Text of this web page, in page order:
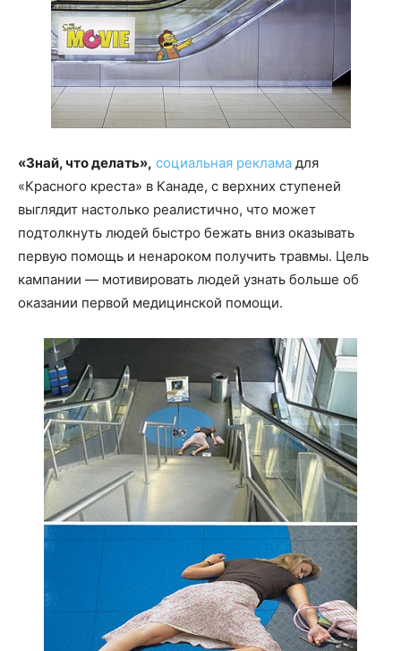
«Знай, что делать», социальная реклама для
«Красного креста» в Канаде, с верхних ступеней
выглядит настолько реалистично, что может
подтолкнуть людей быстро бежать вниз оказывать
первую помощь и ненароком получить травмы. Цель
кампании — мотивировать людей узнать больше об
оказании первой медицинской помощи.